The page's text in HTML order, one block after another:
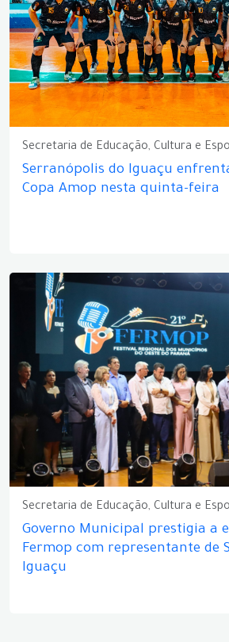
Secretaria de Educação, Cultura e
Serranópolis do Iguaçu
Copa Amop nesta quinta-feira
Secretaria de Educação, Cultura e
Governo Municipal prestigia a
Fermop com representante de
Iguaçu